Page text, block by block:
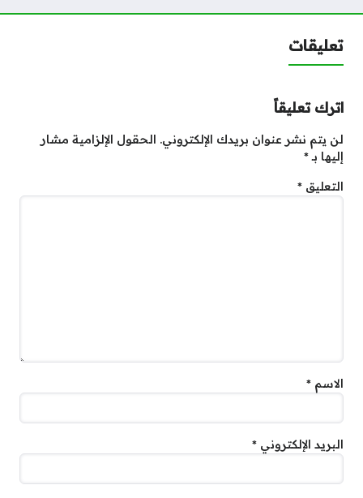
تعليقات
اترك تعليقاً
لن يتم نشر عنوان بريدك الإلكتروني. الحقول الإلزامية مشار
إليها بـ*
التعليق *
الاسم *
البريد الإلكتروني *